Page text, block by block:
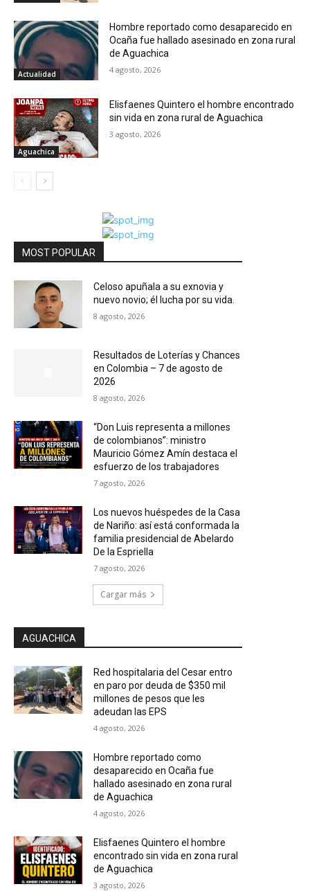
Actualidad
Hombre reportado como desaparecido en
Ocaña fue hallado asesinado en zona rural
de Aguachica
4 agosto, 2026
Aguachica
Elisfaenes Quintero el hombre encontrado
sin vida en zona rural de Aguachica
3 agosto, 2026
MOST POPULAR
Celoso apuñala a su exnovia y
nuevo novio; él lucha por su vida.
8 agosto, 2026
Resultados de Loterías y Chances
en Colombia – 7 de agosto de
2026
8 agosto, 2026
“Don Luis representa a millones
de colombianos”: ministro
Mauricio Gómez Amín destaca el
esfuerzo de los trabajadores
7 agosto, 2026
Los nuevos huéspedes de la Casa
de Nariño: así está conformada la
familia presidencial de Abelardo
De la Espriella
7 agosto, 2026
Cargar más
AGUACHICA
Red hospitalaria del Cesar entro
en paro por deuda de $350 mil
millones de pesos que les
adeudan las EPS
4 agosto, 2026
Hombre reportado como
desaparecido en Ocaña fue
hallado asesinado en zona rural
de Aguachica
4 agosto, 2026
Elisfaenes Quintero el hombre
encontrado sin vida en zona rural
de Aguachica
3 agosto, 2026